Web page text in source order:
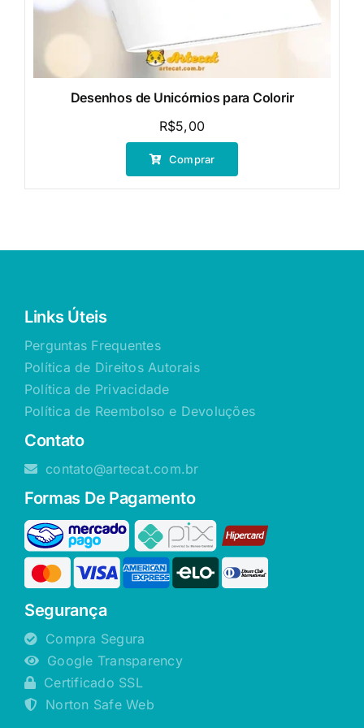
Desenhos de Unicórnios para Colorir
R$5,00
Comprar
Links Úteis
Perguntas Frequentes
Política de Direitos Autorais
Política de Privacidade
Política de Reembolso e Devoluções
Contato
contato@artecat.com.br
Formas De Pagamento
Segurança
Compra Segura
Google Transparency
Certificado SSL
Norton Safe Web